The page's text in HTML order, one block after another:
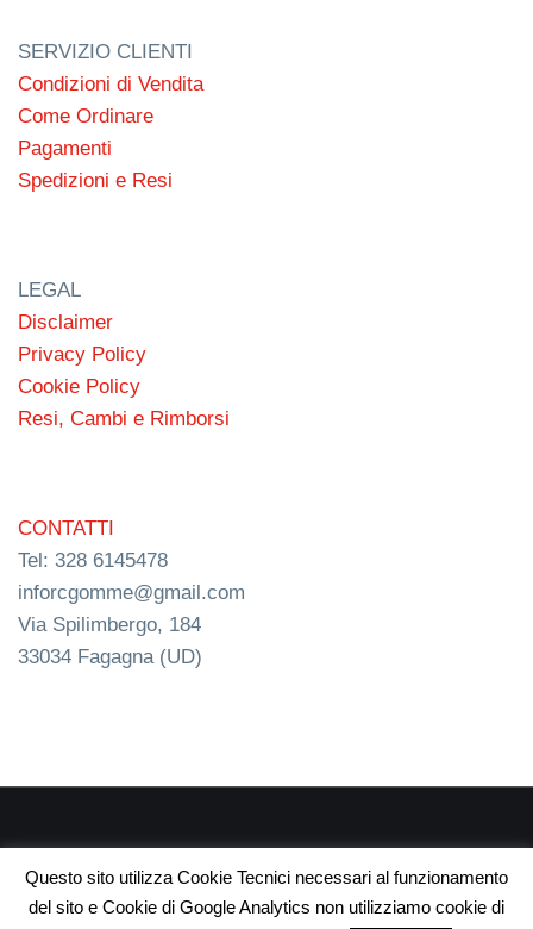
SERVIZIO CLIENTI
Condizioni di Vendita
Come Ordinare
Pagamenti
Spedizioni e Resi
LEGAL
Disclaimer
Privacy Policy
Cookie Policy
Resi, Cambi e Rimborsi
CONTATTI
Tel: 328 6145478
inforcgomme@gmail.com
Via Spilimbergo, 184
33034 Fagagna (UD)
webdesign
Questo sito utilizza Cookie Tecnici necessari al funzionamento
del sito e Cookie di Google Analytics non utilizziamo cookie di